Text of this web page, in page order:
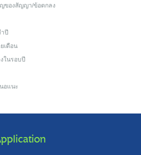
ของสัญญา/ข้อตกลง
ปี
เดือน
ในรอบปี
อแนะ